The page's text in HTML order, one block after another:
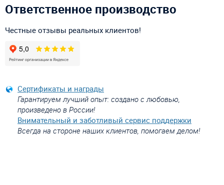
Ответственное производство
Честные отзывы реальных клиентов!
Сертификаты и награды
Гарантируем лучший опыт: создано с любовью,
произведено в России!
Внимательный и заботливый сервис поддержки
Всегда на стороне наших клиентов, помогаем делом!